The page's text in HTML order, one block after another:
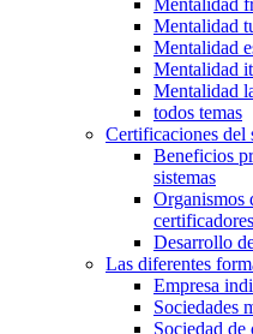
Mentalidad
Mentalidad
Mentalidad
Mentalidad
Mentalidad
todos temas
Certificaciones del
Beneficios
sistemas
Organismos
certificadores
Desarrollo
Las diferentes
Empresa
Sociedades
Sociedad de